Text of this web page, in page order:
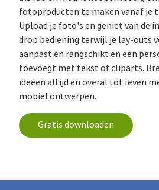
fotoproducten te maken vanaf je
Upload je foto's en geniet van de
drop bediening terwijl je lay-outs
aanpast en rangschikt en een
toevoegt met tekst of cliparts.
ideeën altijd en overal tot leven
mobiel ontwerpen.
Gratis downloaden